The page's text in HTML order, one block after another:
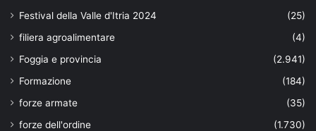
Festival della Valle d'Itria 2024
(25)
filiera agroalimentare
(4)
Foggia e provincia
(2.941)
Formazione
(184)
forze armate
(35)
forze dell'ordine
(1.730)